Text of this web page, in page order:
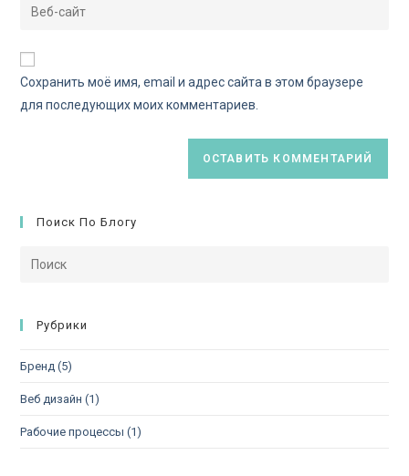
Сохранить моё имя, email и адрес сайта в этом браузере
для последующих моих комментариев.
Поиск По Блогу
Рубрики
Бренд (5)
Веб дизайн (1)
Рабочие процессы (1)